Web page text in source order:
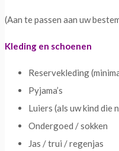
(Aan te passen aan uw
Kleding en schoenen
Reservekleding
Pyjama’s
Luiers (als uw kind die
Ondergoed / sokken
Jas / trui / regenjas